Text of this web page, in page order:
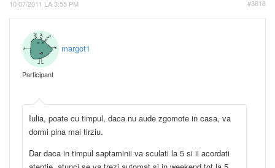
10/07/2011 LA 3:55 PM #3818
margot1
Participant
Iulia, poate cu timpul, daca nu aude zgomote in casa, va
dormi pina mai tirziu.
Dar daca in timpul saptaminii va sculati la 5 si ii acordati